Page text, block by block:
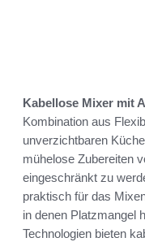
Kabellose Mixer mit
Kombination aus
unverzichtbaren
mühelose Zubereiten
eingeschränkt zu
praktisch für das
in denen Platzmangel
Technologien bieten